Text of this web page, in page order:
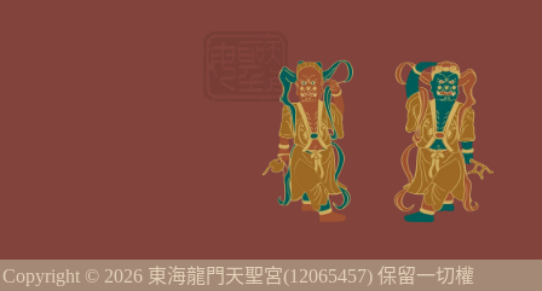
Copyright © 2026 東海龍門天聖宮(12065457) 保留一切權